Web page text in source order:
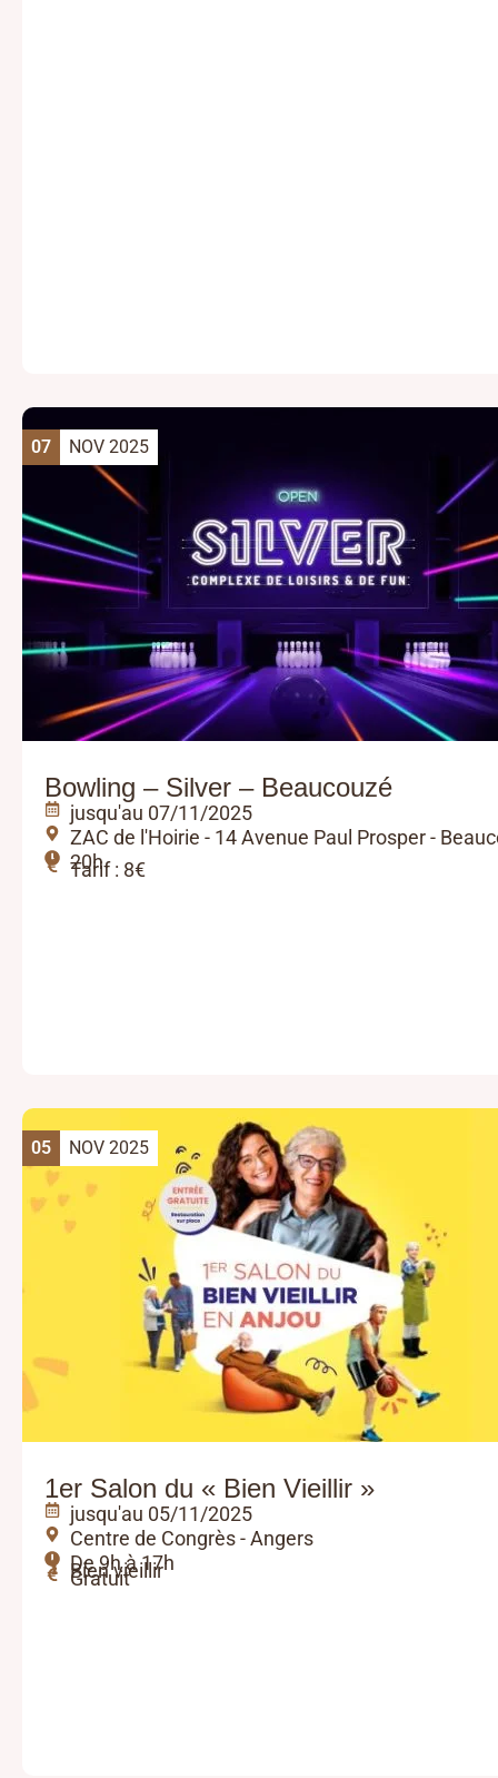
07 NOV 2025
Bowling – Silver – Beaucouzé
jusqu'au 07/11/2025
ZAC de l'Hoirie - 14 Avenue Paul Prosper -
20h
Tarif : 8€
05 NOV 2025
1er Salon du « Bien Vieillir »
jusqu'au 05/11/2025
Centre de Congrès - Angers
De 9h à 17h
Bien vieillir
Gratuit